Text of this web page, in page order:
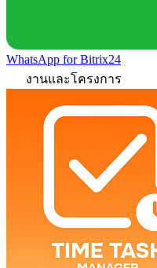
WhatsApp for Bitrix24
งานและโครงการ